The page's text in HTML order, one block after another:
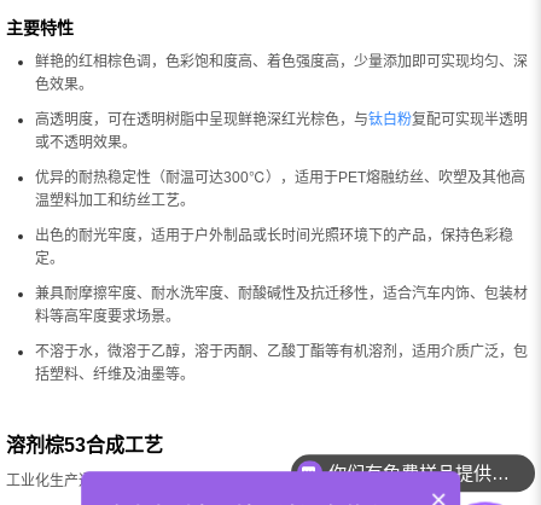
主要特性
鲜艳的红相棕色调，色彩饱和度高、着色强度高，少量添加即可实现均匀、深
色效果。
高透明度，可在透明树脂中呈现鲜艳深红光棕色，与钛白粉复配可实现半透明
或不透明效果。
优异的耐热稳定性（耐温可达300℃），适用于PET熔融纺丝、吹塑及其他高
温塑料加工和纺丝工艺。
出色的耐光牢度，适用于户外制品或长时间光照环境下的产品，保持色彩稳
定。
兼具耐摩擦牢度、耐水洗牢度、耐酸碱性及抗迁移性，适合汽车内饰、包装材
料等高牢度要求场景。
不溶于水，微溶于乙醇，溶于丙酮、乙酸丁酯等有机溶剂，适用介质广泛，包
括塑料、纤维及油墨等。
溶剂棕53合成工艺
工业化生产通常采用两步法： 你们有免费样品提供吗？